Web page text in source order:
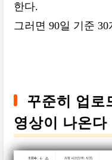
한다.
그러면 90일 기준
꾸준히 업로
영상이 나온다